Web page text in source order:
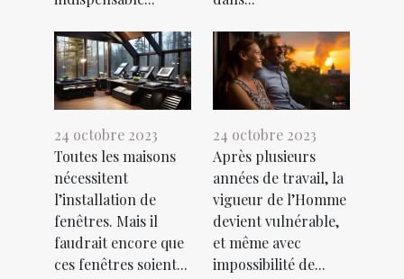
24 octobre 2023
Toutes les maisons
nécessitent
l’installation de
fenêtres. Mais il
faudrait encore que
ces fenêtres soient...
24 octobre 2023
Après plusieurs
années de travail, la
vigueur de l’Homme
devient vulnérable,
et même avec
impossibilité de...